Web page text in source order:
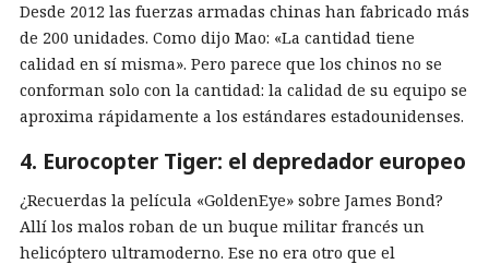
Desde 2012 las fuerzas armadas chinas han fabricado más
de 200 unidades. Como dijo Mao: «La cantidad tiene
calidad en sí misma». Pero parece que los chinos no se
conforman solo con la cantidad: la calidad de su equipo se
aproxima rápidamente a los estándares estadounidenses.
4. Eurocopter Tiger: el depredador europeo
¿Recuerdas la película «GoldenEye» sobre James Bond?
Allí los malos roban de un buque militar francés un
helicóptero ultramoderno. Ese no era otro que el